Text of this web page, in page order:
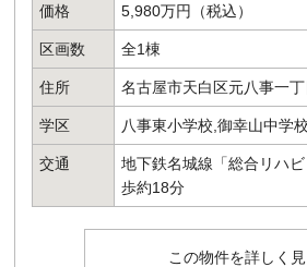
価格 5,980万円（税込）
区画数 全1棟
住所 名古屋市天白区元八事一
学区 八事東小学校,御幸山中学校
交通
地下鉄名城線「総合リハ
歩約18分
この物件を詳しく見